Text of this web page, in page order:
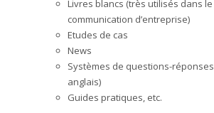
Livres blancs (très utilisés dans
communication d’entreprise)
Etudes de cas
News
Systèmes de questions-
anglais)
Guides pratiques, etc.